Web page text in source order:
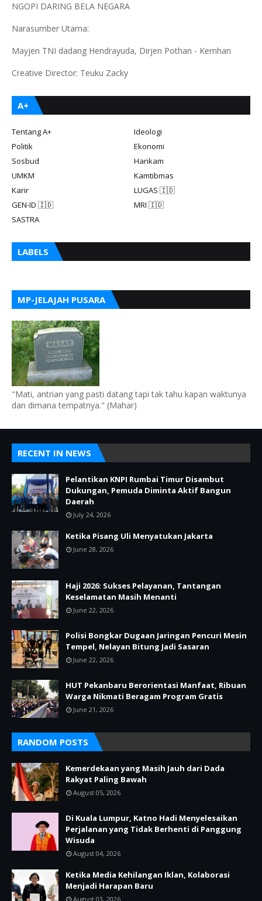
NGOPI DARING BELA NEGARA
Narasumber Utama:
Mayjen TNI dadang Hendrayuda, Dirjen Pothan - Kemhan
Creative Director: Teuku Zacky
A+
Tentang A+
Ideologi
Politik
Ekonomi
Sosbud
Hankam
UMKM
Kamtibmas
Karir
LUGAS 🇮🇩
GEN-ID 🇮🇩
MRI 🇮🇩
SASTRA
LABELS
MP-JELAJAH PUSARA
"Mati, antrian yang pasti datang tapi tak tahu kapan waktunya
dan dimana tempatnya." (Mahar)
RECENT IN NEWS
Pelantikan KNPI Rumbai Timur Disambut
Dukungan, Pemuda Diminta Aktif Bangun
Daerah
July 24, 2026
Ketika Pisang Uli Menyatukan Jakarta
June 28, 2026
Haji 2026: Sukses Pelayanan, Tantangan
Keselamatan Masih Menanti
June 22, 2026
Polisi Bongkar Dugaan Jaringan Pencuri Mesin
Tempel, Nelayan Bitung Jadi Sasaran
June 22, 2026
HUT Pekanbaru Berorientasi Manfaat, Ribuan
Warga Nikmati Beragam Program Gratis
June 21, 2026
RANDOM POSTS
Kemerdekaan yang Masih Jauh dari Dada
Rakyat Paling Bawah
August 05, 2026
Di Kuala Lumpur, Katno Hadi Menyelesaikan
Perjalanan yang Tidak Berhenti di Panggung
Wisuda
August 04, 2026
Ketika Media Kehilangan Iklan, Kolaborasi
Menjadi Harapan Baru
August 03, 2026